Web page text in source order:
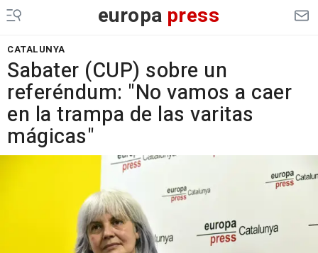
europa press
CATALUNYA
Sabater (CUP) sobre un
referéndum: "No vamos a caer
en la trampa de las varitas
mágicas"